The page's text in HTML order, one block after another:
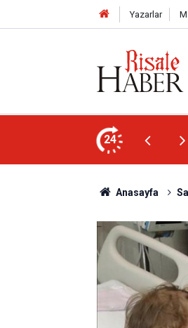
Yazarlar
24
geçirdiğini söyleyebilir miydik?
Anasayfa